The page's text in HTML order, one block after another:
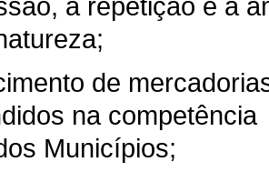
de
na competência
Municípios;